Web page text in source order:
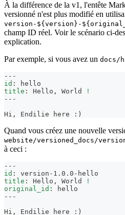
À la différence de la v1, l'entête
versionné n'est plus modifié en
version-${version}-
champ ID réel. Voir le scénario ci-
explication.
Par exemple, si vous avez un docs/
---
id :
hello
title : Hello , World
!
---
Hi, Endilie here :)
Quand vous créez une nouvelle
website/versioned_docs/
à ceci :
---
id : version - 1.0.0 - hello
title : Hello , World
!
original_id :
hello
---
Hi, Endilie here :)